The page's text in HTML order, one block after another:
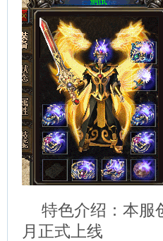
特色介绍：本服
月正式上线